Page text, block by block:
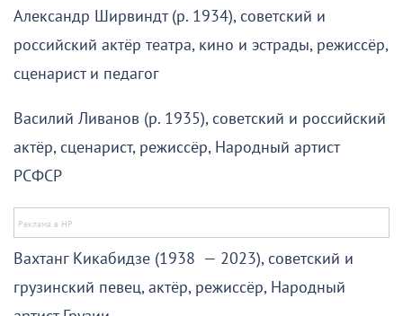
Александр Ширвиндт (р. 1934), советский и
российский актёр театра, кино и эстрады, режиссёр,
сценарист и педагог
Василий Ливанов (р. 1935), советский и российский
актёр, сценарист, режиссёр, Народный артист
РСФСР
Вахтанг Кикабидзе (1938 — 2023), советский и
грузинский певец, актёр, режиссёр, Народный